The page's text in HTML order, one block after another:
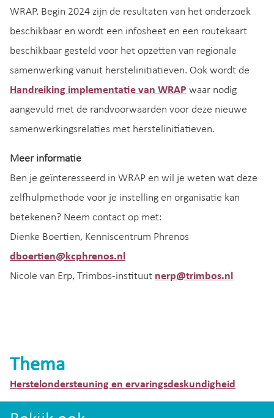
WRAP. Begin 2024 zijn de resultaten van het onderzoek
beschikbaar en wordt een infosheet en een routekaart
beschikbaar gesteld voor het opzetten van regionale
samenwerking vanuit herstelinitiatieven. Ook wordt de
Handreiking implementatie van WRAP waar nodig
aangevuld met de randvoorwaarden voor deze nieuwe
samenwerkingsrelaties met herstelinitiatieven.
Meer informatie
Ben je geïnteresseerd in WRAP en wil je weten wat deze
zelfhulpmethode voor je instelling en organisatie kan
betekenen? Neem contact op met:
Dienke Boertien, Kenniscentrum Phrenos
dboertien@kcphrenos.nl
Nicole van Erp, Trimbos-instituut nerp@trimbos.nl
Thema
Herstelondersteuning en ervaringsdeskundigheid